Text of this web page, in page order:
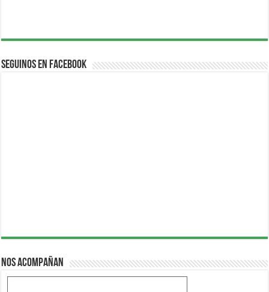
Seguinos en Facebook
Nos acompañan